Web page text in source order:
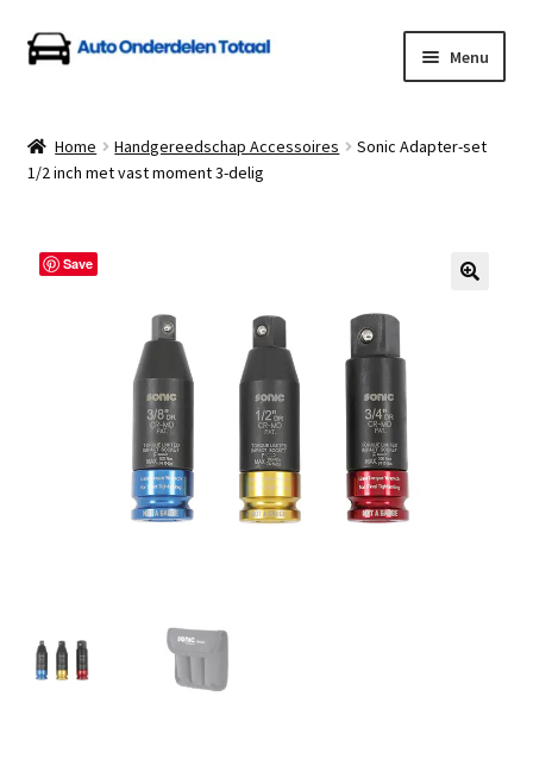
Ga
door
navigatie
Ga
naar
inhoud
Menu
Algemene Voorwaarden
Klantenservice
Over Ons
Home Handgereedschap Accessoires
Sonic Adapter-set
1/2 inch met vast moment 3-delig
Save